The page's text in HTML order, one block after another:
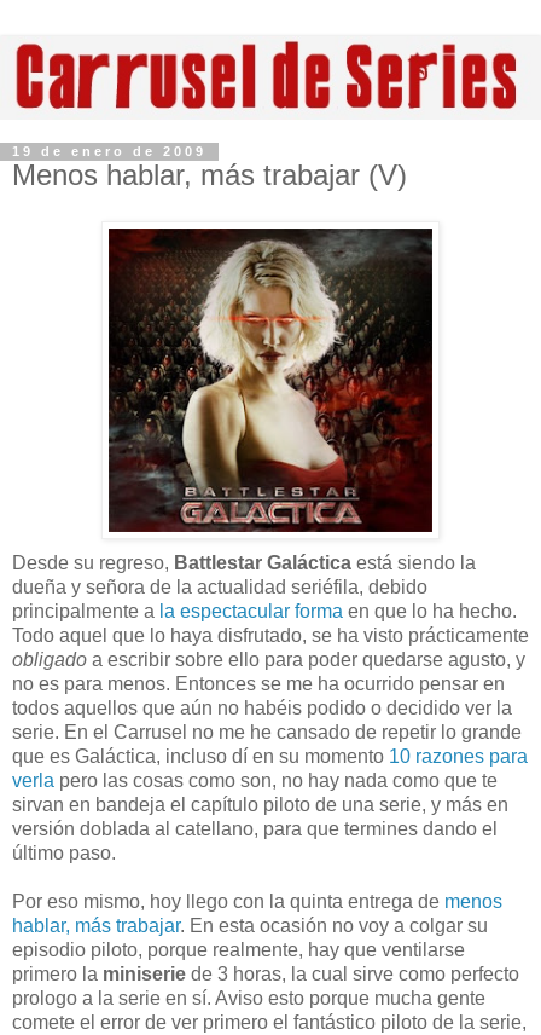
19 de enero de 2009
Menos hablar, más trabajar (V)
Desde su regreso, Battlestar Galáctica está siendo la
dueña y señora de la actualidad seriéfila, debido
principalmente a la espectacular forma en que lo ha hecho.
Todo aquel que lo haya disfrutado, se ha visto prácticamente
obligado a escribir sobre ello para poder quedarse agusto, y
no es para menos. Entonces se me ha ocurrido pensar en
todos aquellos que aún no habéis podido o decidido ver la
serie. En el Carrusel no me he cansado de repetir lo grande
que es Galáctica, incluso dí en su momento 10 razones para
verla pero las cosas como son, no hay nada como que te
sirvan en bandeja el capítulo piloto de una serie, y más en
versión doblada al catellano, para que termines dando el
último paso.
Por eso mismo, hoy llego con la quinta entrega de menos
hablar, más trabajar. En esta ocasión no voy a colgar su
episodio piloto, porque realmente, hay que ventilarse
primero la miniserie de 3 horas, la cual sirve como perfecto
prologo a la serie en sí. Aviso esto porque mucha gente
comete el error de ver primero el fantástico piloto de la serie,